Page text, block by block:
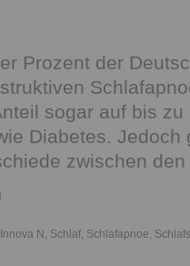
Prozent der
sogar auf bis
Diabetes.
zwischen
N , Schlaf, Schlafapnoe,